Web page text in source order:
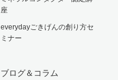
座
everydayごきげんの創り方セ
ミナー
ブログ＆コラム